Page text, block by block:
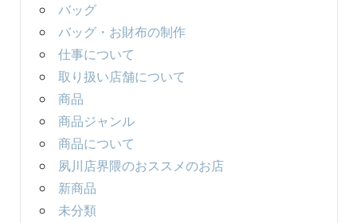
バッグ
バッグ・お財布の制作
仕事について
取り扱い店舗について
商品
商品ジャンル
商品について
夙川店界隈のおススメのお店
新商品
未分類